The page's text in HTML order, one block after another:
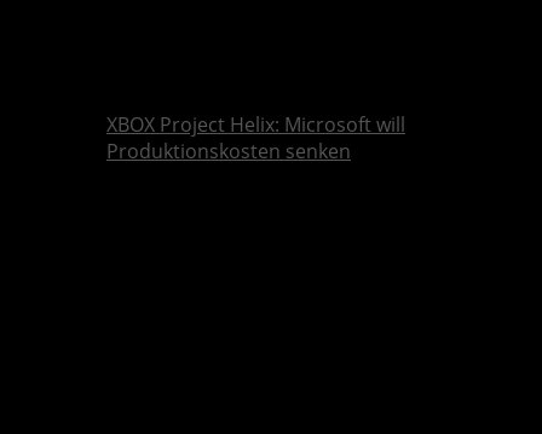
XBOX Project Helix: Microsoft will
Produktionskosten senken